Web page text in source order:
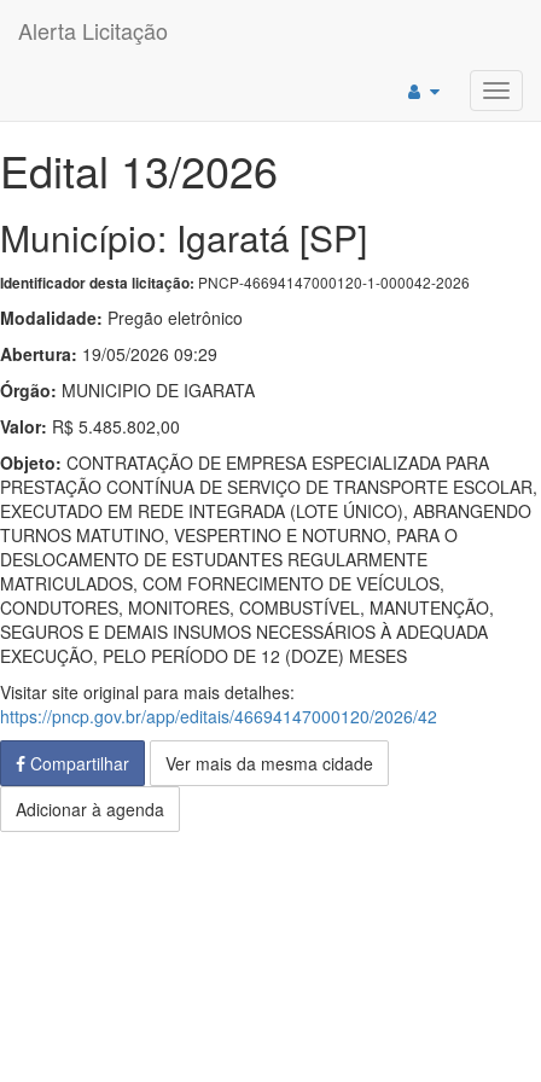
Alerta Licitação
Edital 13/2026
Município: Igaratá [SP]
Identificador desta licitação: PNCP-46694147000120-1-000042-2026
Modalidade: Pregão eletrônico
Abertura: 19/05/2026 09:29
Órgão: MUNICIPIO DE IGARATA
Valor: R$ 5.485.802,00
Objeto: CONTRATAÇÃO DE EMPRESA ESPECIALIZADA PARA
PRESTAÇÃO CONTÍNUA DE SERVIÇO DE TRANSPORTE ESCOLAR,
EXECUTADO EM REDE INTEGRADA (LOTE ÚNICO), ABRANGENDO
TURNOS MATUTINO, VESPERTINO E NOTURNO, PARA O
DESLOCAMENTO DE ESTUDANTES REGULARMENTE
MATRICULADOS, COM FORNECIMENTO DE VEÍCULOS,
CONDUTORES, MONITORES, COMBUSTÍVEL, MANUTENÇÃO,
SEGUROS E DEMAIS INSUMOS NECESSÁRIOS À ADEQUADA
EXECUÇÃO, PELO PERÍODO DE 12 (DOZE) MESES
Visitar site original para mais detalhes:
https://pncp.gov.br/app/editais/46694147000120/2026/42
Compartilhar
Ver mais da mesma cidade
Adicionar à agenda